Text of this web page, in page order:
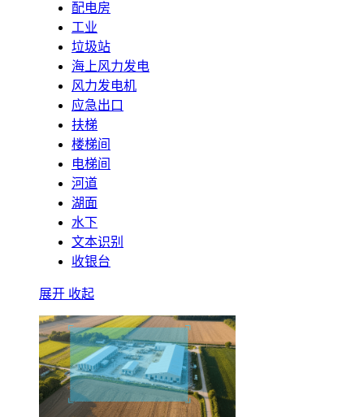
配电房
工业
垃圾站
海上风力发电
风力发电机
应急出口
扶梯
楼梯间
电梯间
河道
湖面
水下
文本识别
收银台
展开 收起